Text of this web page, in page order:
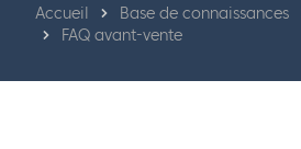
Accueil Base de connaissances
FAQ avant-vente